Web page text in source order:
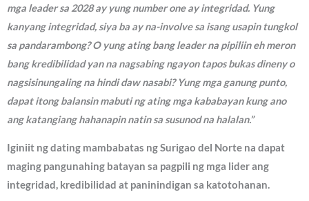
mga leader sa 2028 ay yung number one ay integridad. Yung
kanyang integridad, siya ba ay na-involve sa isang usapin tungkol
sa pandarambong? O yung ating bang leader na pipiliin eh meron
bang kredibilidad yan na nagsabing ngayon tapos bukas dineny o
nagsisinungaling na hindi daw nasabi? Yung mga ganung punto,
dapat itong balansin mabuti ng ating mga kababayan kung ano
ang katangiang hahanapin natin sa susunod na halalan.”
Iginiit ng dating mambabatas ng Surigao del Norte na dapat
maging pangunahing batayan sa pagpili ng mga lider ang
integridad, kredibilidad at paninindigan sa katotohanan.